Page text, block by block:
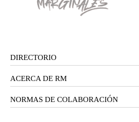
DIRECTORIO
ACERCA DE RM
NORMAS DE COLABORACIÓN